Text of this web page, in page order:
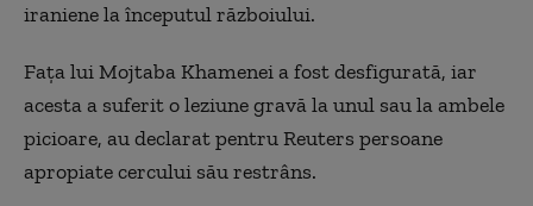
iraniene la începutul războiului.
Faţa lui Mojtaba Khamenei a fost desfigurată, iar
acesta a suferit o leziune gravă la unul sau la ambele
picioare, au declarat pentru Reuters persoane
apropiate cercului său restrâns.